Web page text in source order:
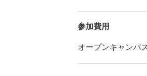
参加費用
オープンキャンパ